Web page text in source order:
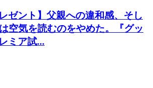
ゼント】父親への違和感、そし
空気を読むのをやめた。『グッ
ミア試...